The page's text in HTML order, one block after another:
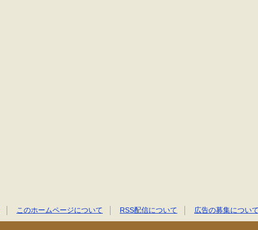
このホームページについて RSS配信について 広告の募集につい